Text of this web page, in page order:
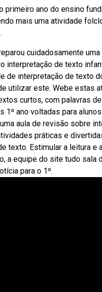
ano do ensino
mais uma atividade
cuidadosamente
interpretação de texto
de interpretação de texto
utilizar este. Webe estas
curtos, com palavras
ano voltadas para
aula de revisão sobre
práticas e
texto. Estimular a leitura e
a equipe do site tudo sala
para o 1º.